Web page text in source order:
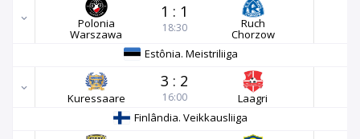
Polonia
Warszawa
1 : 1
18:30 Ruch
Chorzow
Estônia. Meistriliiga
Kuressaare
3 : 2
16:00
Laagri
Finlândia. Veikkausliiga